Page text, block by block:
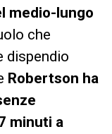
medio-lungo
che
dispendio
Robertson ha
minuti a